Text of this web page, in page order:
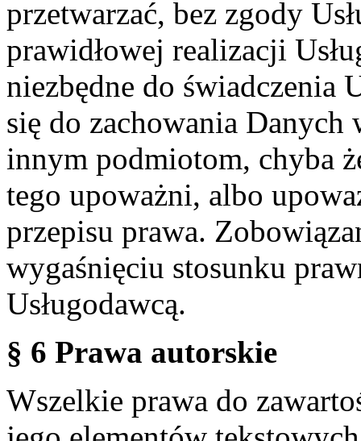
przetwarzać, bez zgody
prawidłowej realizacji
niezbędne do świadczenia
się do zachowania
innym podmiotom, chyba
tego upoważni, albo
przepisu prawa.
wygaśnięciu stosunku
Usługodawcą.
§ 6 Prawa autorskie
Wszelkie prawa do